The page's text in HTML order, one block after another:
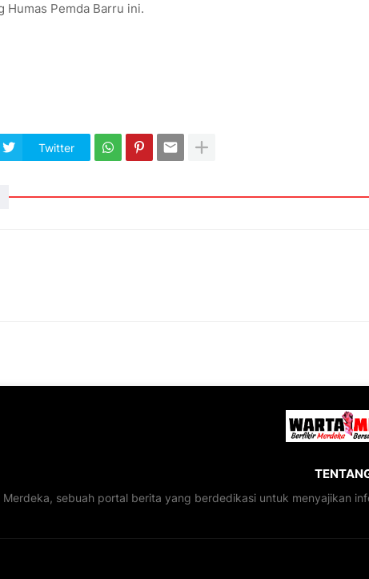
Humas Pemda Barru ini.
Twitter
Merdeka, sebuah portal berita yang berdedikasi untuk menyajikan